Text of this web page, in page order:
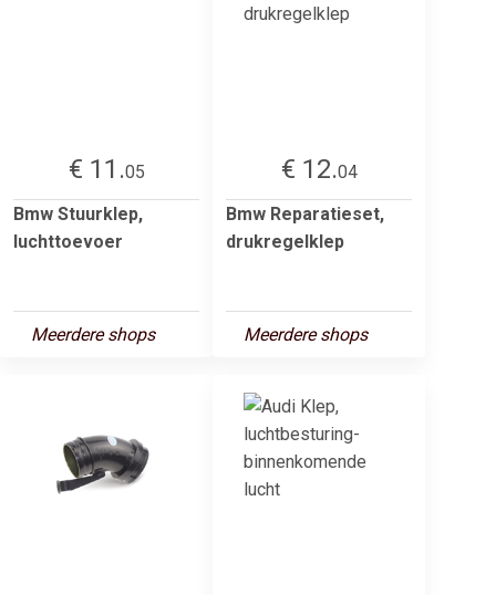
€ 11.05
Bmw Stuurklep,
luchttoevoer
Meerdere shops
€ 12.04
Bmw Reparatieset,
drukregelklep
Meerdere shops